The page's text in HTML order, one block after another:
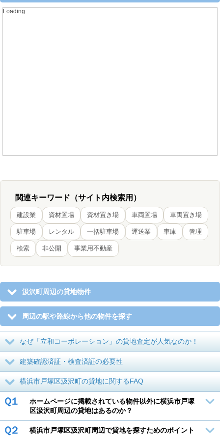
Loading...
関連キーワード（サイト内検索用）
建設業 資材置場 資材置き場 車両置場 車両置き場
駐車場 レンタル 一括駐車場 運送業 車庫 管理
検索 非公開 事業用不動産
汲沢町周辺の貸地物件
周辺の駅や路線から他の物件を探す
なぜ「立和コーポレーション」の貸地査定が人気なのか！
建築確認済証・検査済証の必要性
横浜市戸塚区汲沢町の貸地に関するFAQ
Ｑ１
ホームページに掲載されている物件以外に横浜市戸塚
区汲沢町周辺の貸地はあるのか？
Ｑ２ 横浜市戸塚区汲沢町周辺で貸地を探すためのポイント